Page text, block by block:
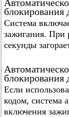
блокирования
Система
зажигания. При
секунды
блокирования
Если
кодом, система
включения